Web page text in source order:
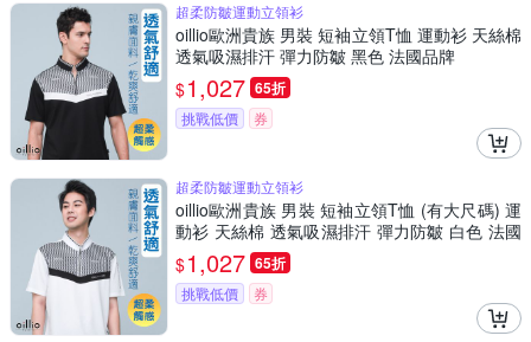
超柔防皺運動立領衫
oillio歐洲貴族 男裝 短袖立領T恤 運動衫 天絲棉
透氣吸濕排汗 彈力防皺 黑色 法國品牌
$1,027 65折
挑戰低價 券
超柔防皺運動立領衫
oillio歐洲貴族 男裝 短袖立領T恤 (有大尺碼) 運
動衫 天絲棉 透氣吸濕排汗 彈力防皺 白色 法國
品牌
$1,027 65折
挑戰低價 券